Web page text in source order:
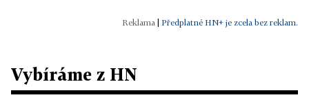
| Předplatné HN+ je zcela bez reklam.
Vybíráme z HN